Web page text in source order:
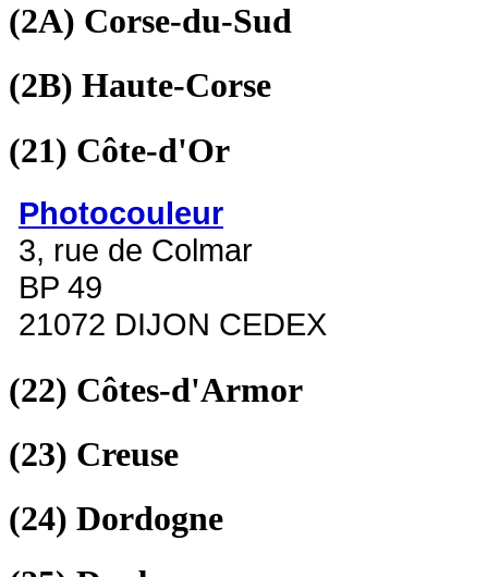
(2A) Corse-du-Sud
(2B) Haute-Corse
(21) Côte-d'Or
Photocouleur
3, rue de Colmar
BP 49
21072 DIJON CEDEX
(22) Côtes-d'Armor
(23) Creuse
(24) Dordogne